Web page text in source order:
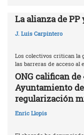
La alianza de
J. Luis Carpintero
Los colectivos critican la
las barreras de acceso al
ONG califican
Ayuntamiento
regularización
Enric Llopis